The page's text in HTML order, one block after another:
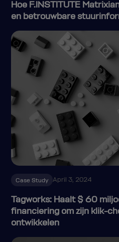
Hoe F.INSTITUTE
en betrouwbare
Case Study April 3, 2024
Tagworks: Haalt $ 60
financiering om zijn klik-
ontwikkelen